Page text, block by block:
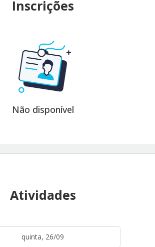
Inscrições
Não disponível
Atividades
quinta, 26/09